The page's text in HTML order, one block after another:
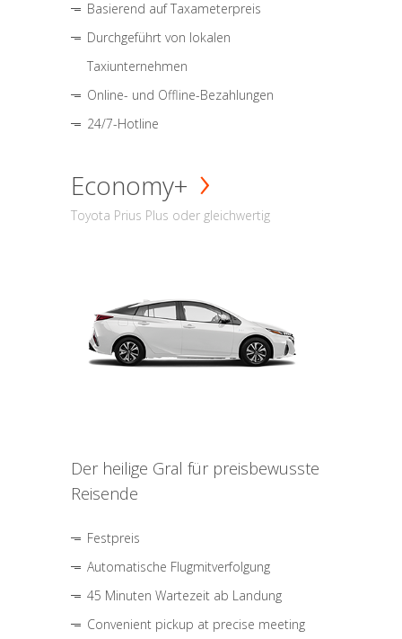
Basierend auf Taxameterpreis
Durchgeführt von lokalen
Taxiunternehmen
Online- und Offline-Bezahlungen
24/7-Hotline
Economy+
Toyota Prius Plus oder gleichwertig
Der heilige Gral für preisbewusste
Reisende
Festpreis
Automatische Flugmitverfolgung
45 Minuten Wartezeit ab Landung
Convenient pickup at precise meeting